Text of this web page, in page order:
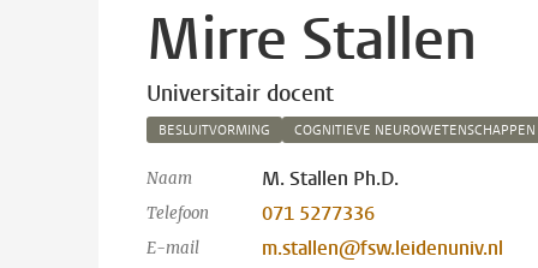
Mirre Stallen
Universitair docent
BESLUITVORMING COGNITIEVE NEUROWETENSCHAPPEN
Naam M. Stallen Ph.D.
Telefoon 071 5277336
E-mail m.stallen@fsw.leidenuniv.nl